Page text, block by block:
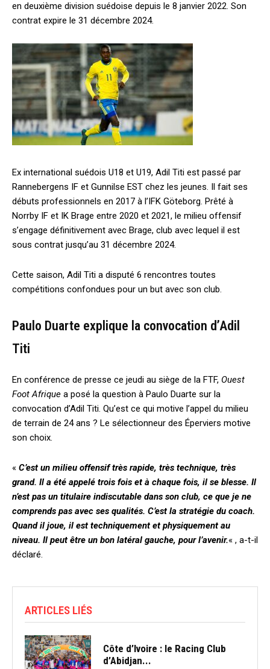
en deuxième division suédoise depuis le 8 janvier 2022. Son
contrat expire le 31 décembre 2024.
Ex international suédois U18 et U19, Adil Titi est passé par
Rannebergens IF et Gunnilse EST chez les jeunes. Il fait ses
débuts professionnels en 2017 à l’IFK Göteborg. Prêté à
Norrby IF et IK Brage entre 2020 et 2021, le milieu offensif
s’engage définitivement avec Brage, club avec lequel il est
sous contrat jusqu’au 31 décembre 2024.
Cette saison, Adil Titi a disputé 6 rencontres toutes
compétitions confondues pour un but avec son club.
Paulo Duarte explique la convocation d’Adil
Titi
En conférence de presse ce jeudi au siège de la FTF, Ouest
Foot Afrique a posé la question à Paulo Duarte sur la
convocation d’Adil Titi. Qu’est ce qui motive l’appel du milieu
de terrain de 24 ans ? Le sélectionneur des Éperviers motive
son choix.
« C’est un milieu offensif très rapide, très technique, très
grand. Il a été appelé trois fois et à chaque fois, il se blesse. Il
n’est pas un titulaire indiscutable dans son club, ce que je ne
comprends pas avec ses qualités. C’est la stratégie du coach.
Quand il joue, il est techniquement et physiquement au
niveau. Il peut être un bon latéral gauche, pour l’avenir.« , a-t-il
déclaré.
ARTICLES LIÉS
Côte d’Ivoire : le Racing Club
d’Abidjan...